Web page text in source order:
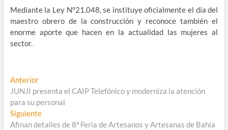
Mediante la Ley N°21.048, se instituye oficialmente el día del
maestro obrero de la construcción y reconoce también el
enorme aporte que hacen en la actualidad las mujeres al
sector.
Navegación
de
entradas
AnteriorEntrada
anterior:
JUNJI presenta el CAIP Telefónico y moderniza la atención
para su personal
SiguienteEntrada
siguiente:
Afinan detalles de 8ª Feria de Artesanos y Artesanas de Bahía